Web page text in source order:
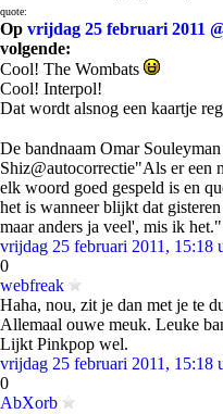
quote:
Op vrijdag 25 februari 2011
volgende:
Cool! The Wombats
Cool! Interpol!
Dat wordt alsnog een kaartje
De bandnaam Omar
Shiz@autocorrectie"Als er een
elk woord goed gespeld is en
het is wanneer blijkt dat
maar anders ja veel', mis ik het."
vrijdag 25 februari 2011, 15:18
0
webfreak
Haha, nou, zit je dan met je te
Allemaal ouwe meuk. Leuke
Lijkt Pinkpop wel.
vrijdag 25 februari 2011, 15:18
0
AbXorb